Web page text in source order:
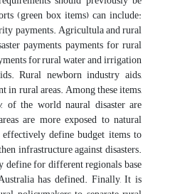
(green box items) can include:
payments. Agricultula and rural
payments, payments for rural
for rural water and irrigation
Rural newborn industry aids,
rural areas. Among these items,
of the world naural disaster are
are more exposed to natural
effectively define budget items to
infrastructure against disasters.
define for different regionals base
has defined. Finally, It is